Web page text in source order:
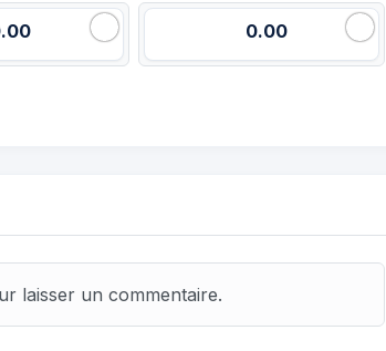
0.00
laisser un commentaire.